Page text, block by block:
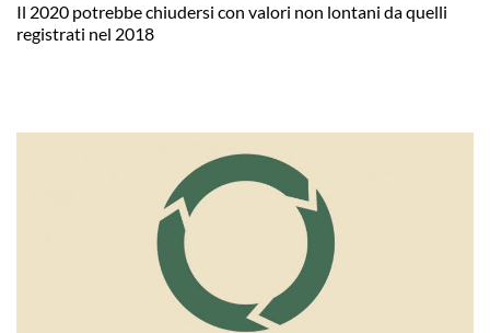
Il 2020 potrebbe chiudersi con valori non lontani da quelli
registrati nel 2018